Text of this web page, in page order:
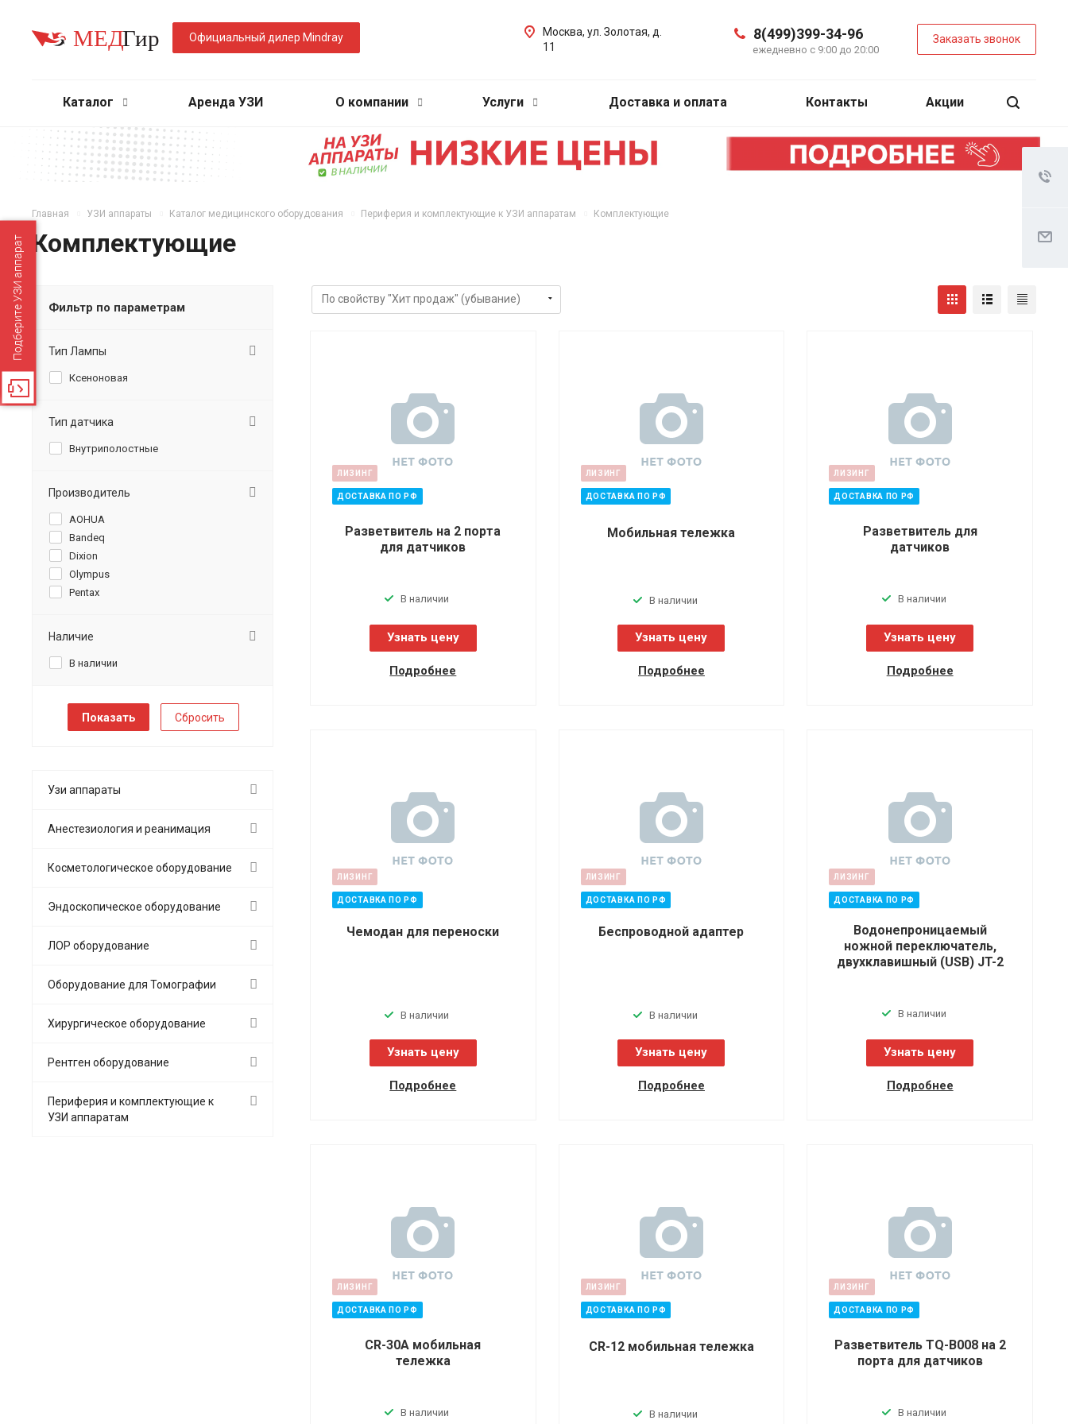
Официальный дилер Mindray 8(499)399-34-96
ежедневно с 9:00 до 20:00
Заказать звонок
Москва, ул. Золотая, д.
11
Каталог Аренда УЗИ О компании Услуги Доставка и оплата Контакты Акции
Главная УЗИ аппараты Каталог медицинского оборудования Периферия и комплектующие к УЗИ аппаратам Комплектующие
Комплектующие
ЛИЗИНГ
ДОСТАВКА ПО РФ
Разветвитель на 2 порта
для датчиков
В наличии
Узнать цену
Подробнее
ЛИЗИНГ
ДОСТАВКА ПО РФ
Мобильная тележка
В наличии
Узнать цену
Подробнее
ЛИЗИНГ
ДОСТАВКА ПО РФ
Разветвитель для
датчиков
В наличии
Узнать цену
Подробнее
ЛИЗИНГ
ДОСТАВКА ПО РФ
Чемодан для переноски
В наличии
Узнать цену
Подробнее
ЛИЗИНГ
ДОСТАВКА ПО РФ
Беспроводной адаптер
В наличии
Узнать цену
Подробнее
ЛИЗИНГ
ДОСТАВКА ПО РФ
Водонепроницаемый
ножной переключатель,
двухклавишный (USB) JT-2
В наличии
Узнать цену
Подробнее
ЛИЗИНГ
ДОСТАВКА ПО РФ
CR-30A мобильная
тележка
В наличии
ЛИЗИНГ
ДОСТАВКА ПО РФ
CR-12 мобильная тележка
В наличии
ЛИЗИНГ
ДОСТАВКА ПО РФ
Разветвитель TQ-B008 на 2
порта для датчиков
В наличии
Фильтр по параметрам
Тип Лампы
Ксеноновая
Тип датчика
Внутриполостные
Производитель
AOHUA
Bandeq
Dixion
Olympus
Pentax
Наличие
В наличии
Сбросить
Узи аппараты
Анестезиология и реанимация
Косметологическое оборудование
Эндоскопическое оборудование
ЛОР оборудование
Оборудование для Томографии
Хирургическое оборудование
Рентген оборудование
Периферия и комплектующие к
УЗИ аппаратам
Подберите УЗИ аппарат